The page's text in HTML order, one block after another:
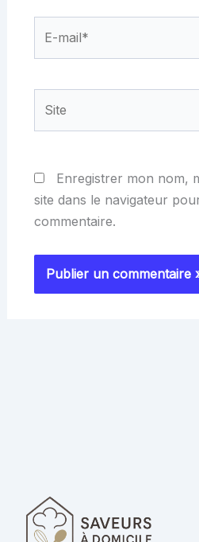
Enregistrer mon nom,
site dans le navigateur
commentaire.